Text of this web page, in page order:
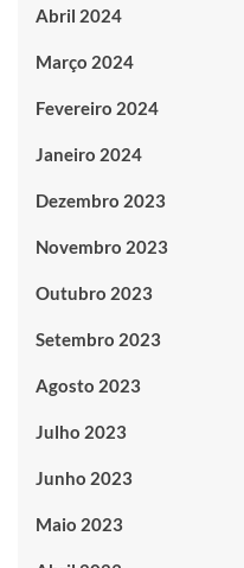
Abril 2024
Março 2024
Fevereiro 2024
Janeiro 2024
Dezembro 2023
Novembro 2023
Outubro 2023
Setembro 2023
Agosto 2023
Julho 2023
Junho 2023
Maio 2023